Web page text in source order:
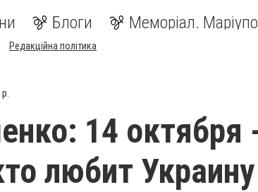
Блоги Меморіал.
Редакційна політика
14 октября
любит Украину